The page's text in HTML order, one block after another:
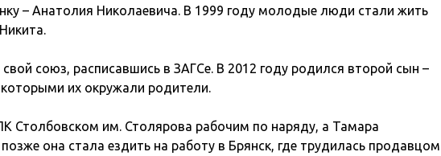
– Анатолия Николаевича. В 1999 году молодые люди стали жить
союз, расписавшись в ЗАГСе. В 2012 году родился второй сын –
их окружали родители.
Столбовском им. Столярова рабочим по наряду, а Тамара
она стала ездить на работу в Брянск, где трудилась продавцом